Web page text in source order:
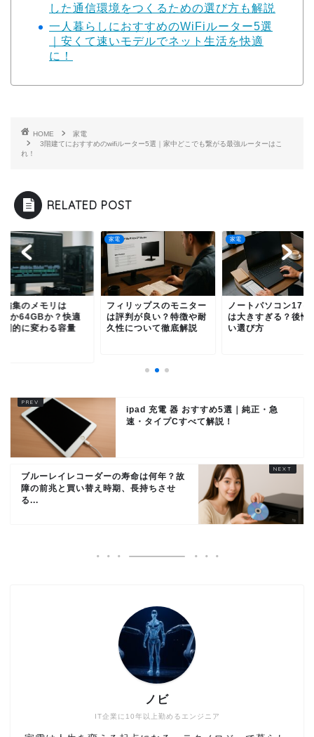
した通信環境をつくるための選び方も解説
一人暮らしにおすすめのWiFiルーター5選
｜安くて速いモデルでネット生活を快適
に！
HOME
家電
3階建てにおすすめのwifiルーター5選｜家中どこでも繋がる最強ルーターはこ
れ！
RELATED POST
リップスのモニター
判が良い？特徴や耐
について徹底解説
家電
ノートパソコン17インチ
は大きすぎる？後悔しな
い選び方
家電
動画編集のメモリは
32GBか64GBか？
さが劇的に変わる容
ipad 充電 器 おすすめ5選｜純正・急
速・タイプCすべて解説！
ブルーレイレコーダーの寿命は何年？故
障の前兆と買い替え時期、長持ちさせ
る...
IT企業に10年以上勤めるエンジニア
ノビ